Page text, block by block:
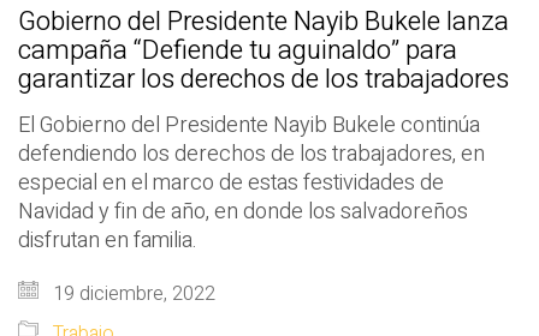
Gobierno del Presidente Nayib Bukele lanza
campaña “Defiende tu aguinaldo” para
garantizar los derechos de los trabajadores
El Gobierno del Presidente Nayib Bukele continúa
defendiendo los derechos de los trabajadores, en
especial en el marco de estas festividades de
Navidad y fin de año, en donde los salvadoreños
disfrutan en familia.
19 diciembre, 2022